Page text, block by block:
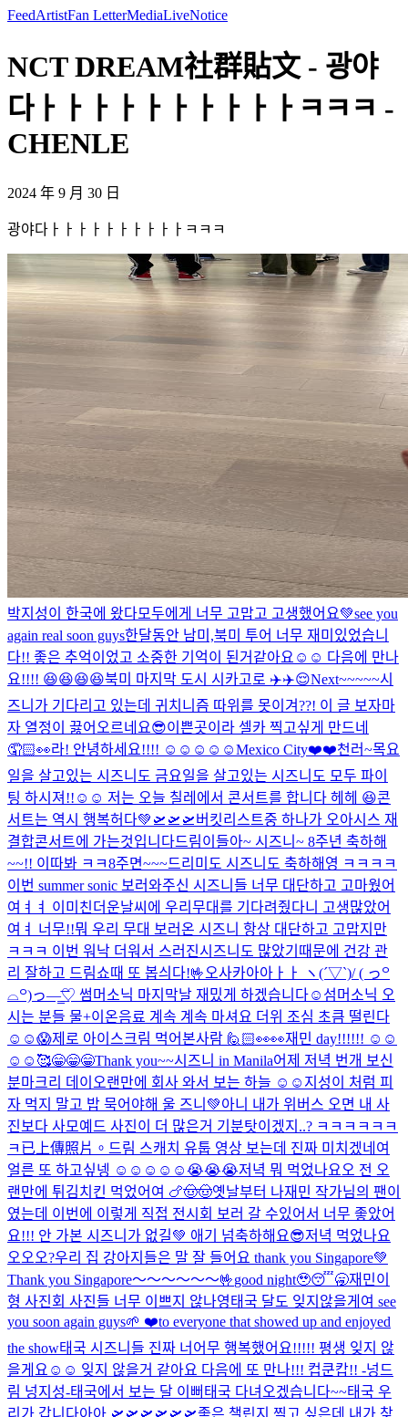
FeedArtistFan LetterMediaLiveNotice
NCT DREAM社群貼文 - 광야
다ㅏㅏㅏㅏㅏㅏㅏㅏㅏㅏㅋㅋㅋ -
CHENLE
2024 年 9 月 30 日
광야다ㅏㅏㅏㅏㅏㅏㅏㅏㅏㅏㅋㅋㅋ
박지성이 한국에 왔다모두에게 너무 고맙고 고생했어요💚see you
again real soon guys한달동안 남미,북미 투어 너무 재미있었습니
다!! 좋은 추억이었고 소중한 기억이 된거같아요☺️☺️ 다음에 만나
요!!!! 😆😆😆😆북미 마지막 도시 시카고로 ✈️✈️😌Next~~~~~시
즈니가 기다리고 있는데 귀치니즘 따위를 못이겨??! 이 글 보자마
자 열정이 끓어오르네요😎이쁜곳이라 셀카 찍고싶게 만드네
🤦🏻👀라! 안녕하세요!!!! ☺️☺️☺️☺️☺️Mexico City❤️❤️천러~목요
일을 살고있는 시즈니도 금요일을 살고있는 시즈니도 모두 파이
팅 하시져!!☺️☺️ 저는 오늘 칠레에서 콘서트를 합니다 헤헤 😆콘
서트는 역시 행복허다💚 🛫🛫🛫버킷리스트중 하나가 오아시스 재
결합콘서트에 가는것입니다드림이들아~ 시즈니~ 8주년 축하해
~~!! 이따봐 ㅋㅋ8주면~~~드리미도 시즈니도 축하해영 ㅋㅋㅋㅋ
이번 summer sonic 보러와주신 시즈니들 너무 대단하고 고마웠어
여ㅕㅕ 이미친더운날씨에 우리무대를 기다려줬다니 고생많았어
여ㅕ 너무!!뭐 우리 무대 보러온 시즈니 항상 대단하고 고맙지만
ㅋㅋㅋ 이번 워낙 더워서 스러진시즈니도 많았기때문에 건강 관
리 잘하고 드림쇼때 또 봅싀다!🤟 오사카아아ㅏㅏ ヽ(´▽`)/ ( っ꒪
⌓꒪)っ—̳͟͞͞♡ 썸머소닉 마지막날 재밌게 하겠습니다☺️ 섬머소닉 오
시는 분들 물+이온음료 계속 계속 마셔요 더위 조심 초큼 떨린다
☺️☺️😱제로 아이스크림 먹어본사람 🙋🏻👀👀재민 day!!!!!! ☺️☺️
☺️☺️ 🥰😁😁😁Thank you~~시즈니 in Manila어제 저녁 번개 보신
분마크리 데이 오랜만에 회사 와서 보는 하늘 ☺️☺️ 지성이 처럼 피
자 먹지 말고 밥 묵어야해 울 즈니💚아니 내가 위버스 오면 내 사
진보다 사모예드 사진이 더 많은거 기분탓이겠지..? ㅋㅋㅋㅋㅋㅋ
ㅋ 已上傳照片。 드림 스캐치 유툽 영상 보는데 진짜 미치겠네여
얼른 또 하고싶넹 ☺️☺️☺️☺️☺️😭😭😭저녁 뭐 먹었나요오 전 오
랜만에 튀김치킨 먹었어여 🍗🤠🤠옛날부터 나재민 작가님의 팬이
였는데 이번에 이렇게 직접 전시회 보러 갈 수있어서 너무 좋았어
요!!! 안 가본 시즈니가 없길💚 애기 넘축하해요😎저녁 먹었나요
오오오?우리 집 강아지들은 말 잘 들어요 thank you Singapore💚
Thank you Singapore～～～～～～🤟good night🥹😴🥱재민이
형 사진회 사진들 너무 이쁘지 않나영태국 달도 잊지않을게여 see
you soon again guys🌱 ❤️to everyone that showed up and enjoyed
the show태국 시즈니들 진짜 너어무 행복했어요!!!!! 평생 잊지 않
을게요☺️☺️ 잊지 않을거 같아요 다음에 또 만나!!! 컵쿤캅!! -넝드
림 넝지성-태국에서 보는 달 이뻐 태국 다녀오겠습니다~~태국 우
리가 갑니다아아 🛫🛫🛫🛫🛫🛫좋은 챌린지 찍고 싶은데 내가 찾